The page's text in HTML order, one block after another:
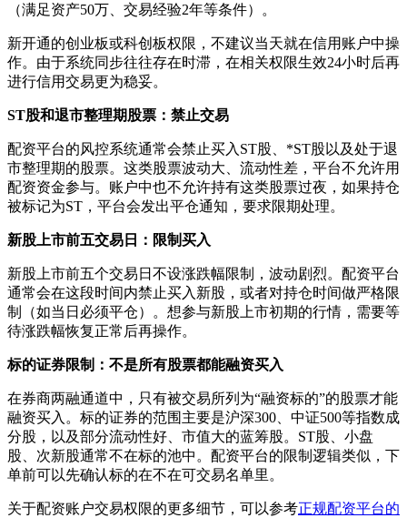
（满足资产50万、交易经验2年等条件）。
新开通的创业板或科创板权限，不建议当天就在信用账户中操
作。由于系统同步往往存在时滞，在相关权限生效24小时后再
进行信用交易更为稳妥。
ST股和退市整理期股票：禁止交易
配资平台的风控系统通常会禁止买入ST股、*ST股以及处于退
市整理期的股票。这类股票波动大、流动性差，平台不允许用
配资资金参与。账户中也不允许持有这类股票过夜，如果持仓
被标记为ST，平台会发出平仓通知，要求限期处理。
新股上市前五交易日：限制买入
新股上市前五个交易日不设涨跌幅限制，波动剧烈。配资平台
通常会在这段时间内禁止买入新股，或者对持仓时间做严格限
制（如当日必须平仓）。想参与新股上市初期的行情，需要等
待涨跌幅恢复正常后再操作。
标的证券限制：不是所有股票都能融资买入
在券商两融通道中，只有被交易所列为“融资标的”的股票才能
融资买入。标的证券的范围主要是沪深300、中证500等指数成
分股，以及部分流动性好、市值大的蓝筹股。ST股、小盘
股、次新股通常不在标的池中。配资平台的限制逻辑类似，下
单前可以先确认标的在不在可交易名单里。
关于配资账户交易权限的更多细节，可以参考正规配资平台的